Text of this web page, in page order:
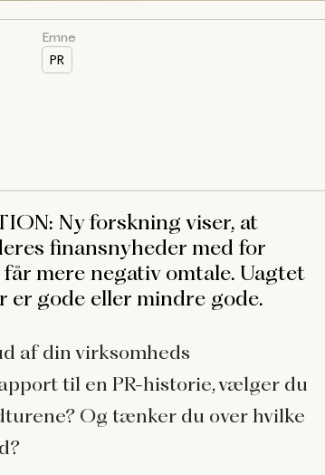
Emne
PR
Ny forskning viser, at
finansnyheder med for
mere negativ omtale. Uagtet
er gode eller mindre gode.
af din virksomheds
til en PR-historie, vælger du
Og tænker du over hvilke